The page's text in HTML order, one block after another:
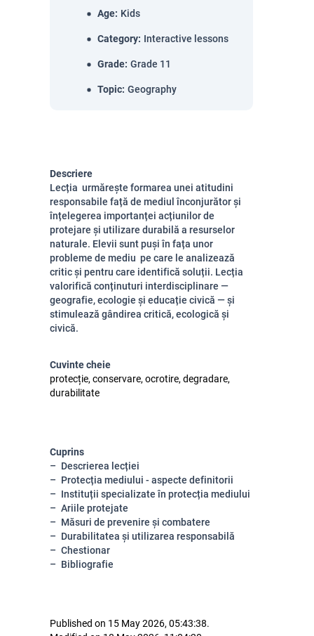
Age: Kids
Category: Interactive lessons
Grade: Grade 11
Topic: Geography
Descriere
Lecția urmărește formarea unei atitudini
responsabile față de mediul înconjurător și
înțelegerea importanței acțiunilor de
protejare și utilizare durabilă a resurselor
naturale. E levii sunt puși în fața unor
probleme de mediu pe care le analizează
critic și pentru care identifică soluții. Lecția
valorifică conținuturi interdisciplinare —
geografie, ecologie și educație civică — și
stimulează gândirea critică, ecologică și
civică.
Cuvinte cheie
protecție, conservare, ocrotire, degradare,
durabilitate
Cuprins
Descrierea lecției
Protecția mediului - aspecte definitorii
Instituții specializate în protecția mediului
Ariile protejate
Măsuri de prevenire și combatere
Durabilitatea și utilizarea responsabilă
Chestionar
Bibliografie
Published on 15 May 2026, 05:43:38.